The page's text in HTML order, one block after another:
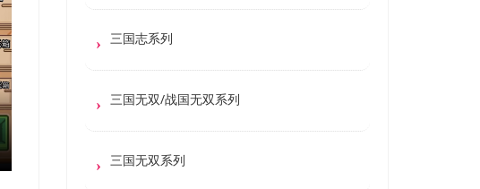
三国志系列
三国无双/战国无双系列
三国无双系列